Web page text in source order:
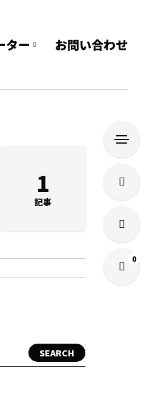
ター お問い合わせ
1
記事
SEARCH
0